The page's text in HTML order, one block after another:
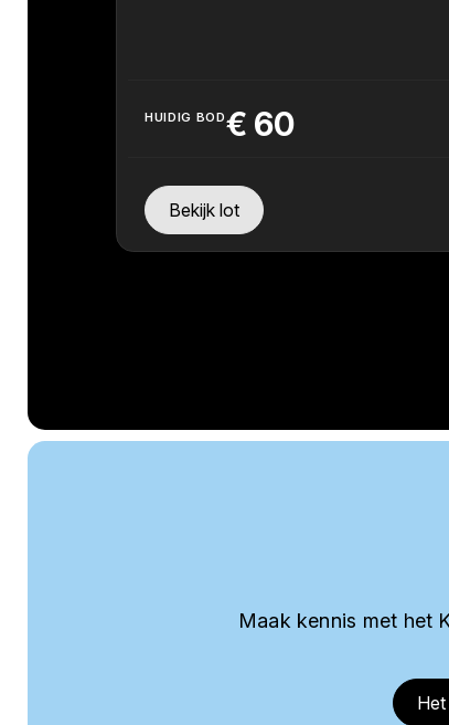
HUIDIG BOD€ 60
Bekijk lot
Maak kennis met het